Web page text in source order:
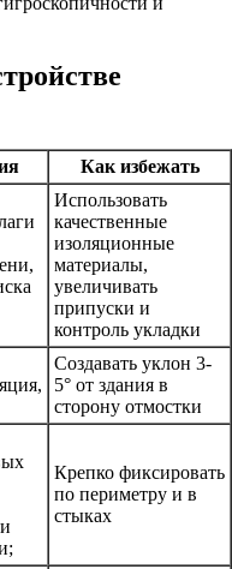
Как избежать
Использовать
качественные
изоляционные
материалы,
увеличивать
припуски и
контроль укладки
Создавать уклон 3-
5° от здания в
сторону отмостки
Крепко фиксировать
по периметру и в
стыках